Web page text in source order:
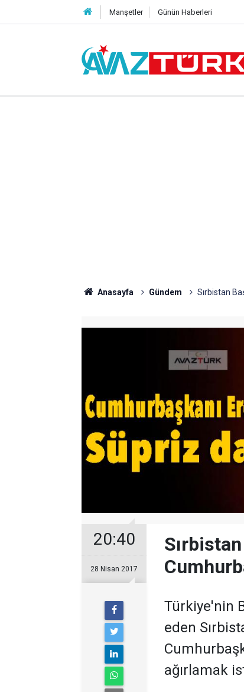
Manşetler Günün Haberleri
Anasayfa Gündem Sırbistan
20:40
28 Nisan 2017
Türkiye'nin
eden
ağırlamak